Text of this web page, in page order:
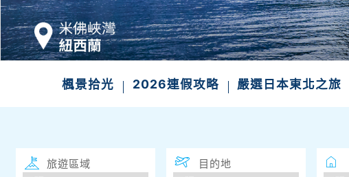
楓景拾光 2026連假攻略 嚴選日本東北之旅
旅遊區域 目的地